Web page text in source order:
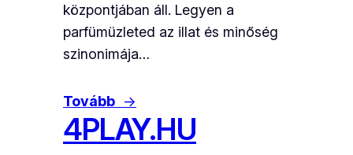
központjában áll. Legyen a
parfümüzleted az illat és minőség
szinonimája…
Tovább →
4PLAY.HU